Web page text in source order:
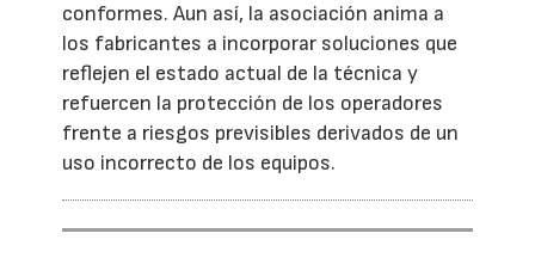
conformes. Aun así, la asociación anima a
los fabricantes a incorporar soluciones que
reflejen el estado actual de la técnica y
refuercen la protección de los operadores
frente a riesgos previsibles derivados de un
uso incorrecto de los equipos.